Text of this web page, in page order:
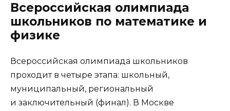
Всероссийская олимпиада
школьников по математике и
физике
Всероссийская олимпиада школьников
проходит в четыре этапа: школьный,
муниципальный, региональный
и заключительный (финал). В Москве